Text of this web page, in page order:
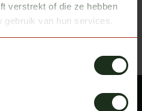
verstrekt of die ze hebben
van hun services.
Bekijk alle producten